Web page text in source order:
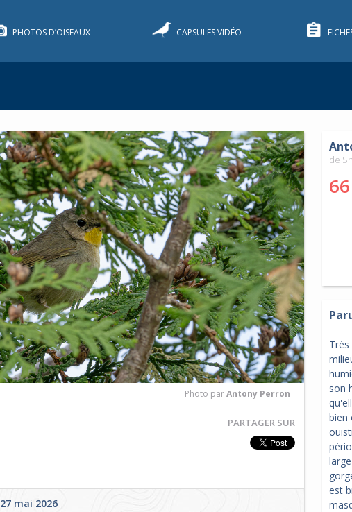
PHOTOS D’OISEAUX CAPSULES VIDÉO
Photo parAntony Perron
PARTAGER SUR
27 mai 2026
de
66
son
bien
est